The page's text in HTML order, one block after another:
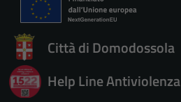
Città di Domodossola
Help Line Antiviolenza